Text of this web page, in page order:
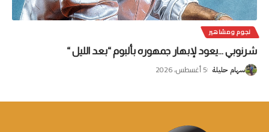
نجوم ومشاهير
شرنوبي …يعود لإبهار جمهوره بألبوم “بعد الليل “
سهام حليلة 5 أغسطس، 2026